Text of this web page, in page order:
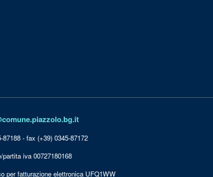
87188 - fax (+39) 0345-87172
iva 00727180168
per fatturazione elettronica UFQ1WW